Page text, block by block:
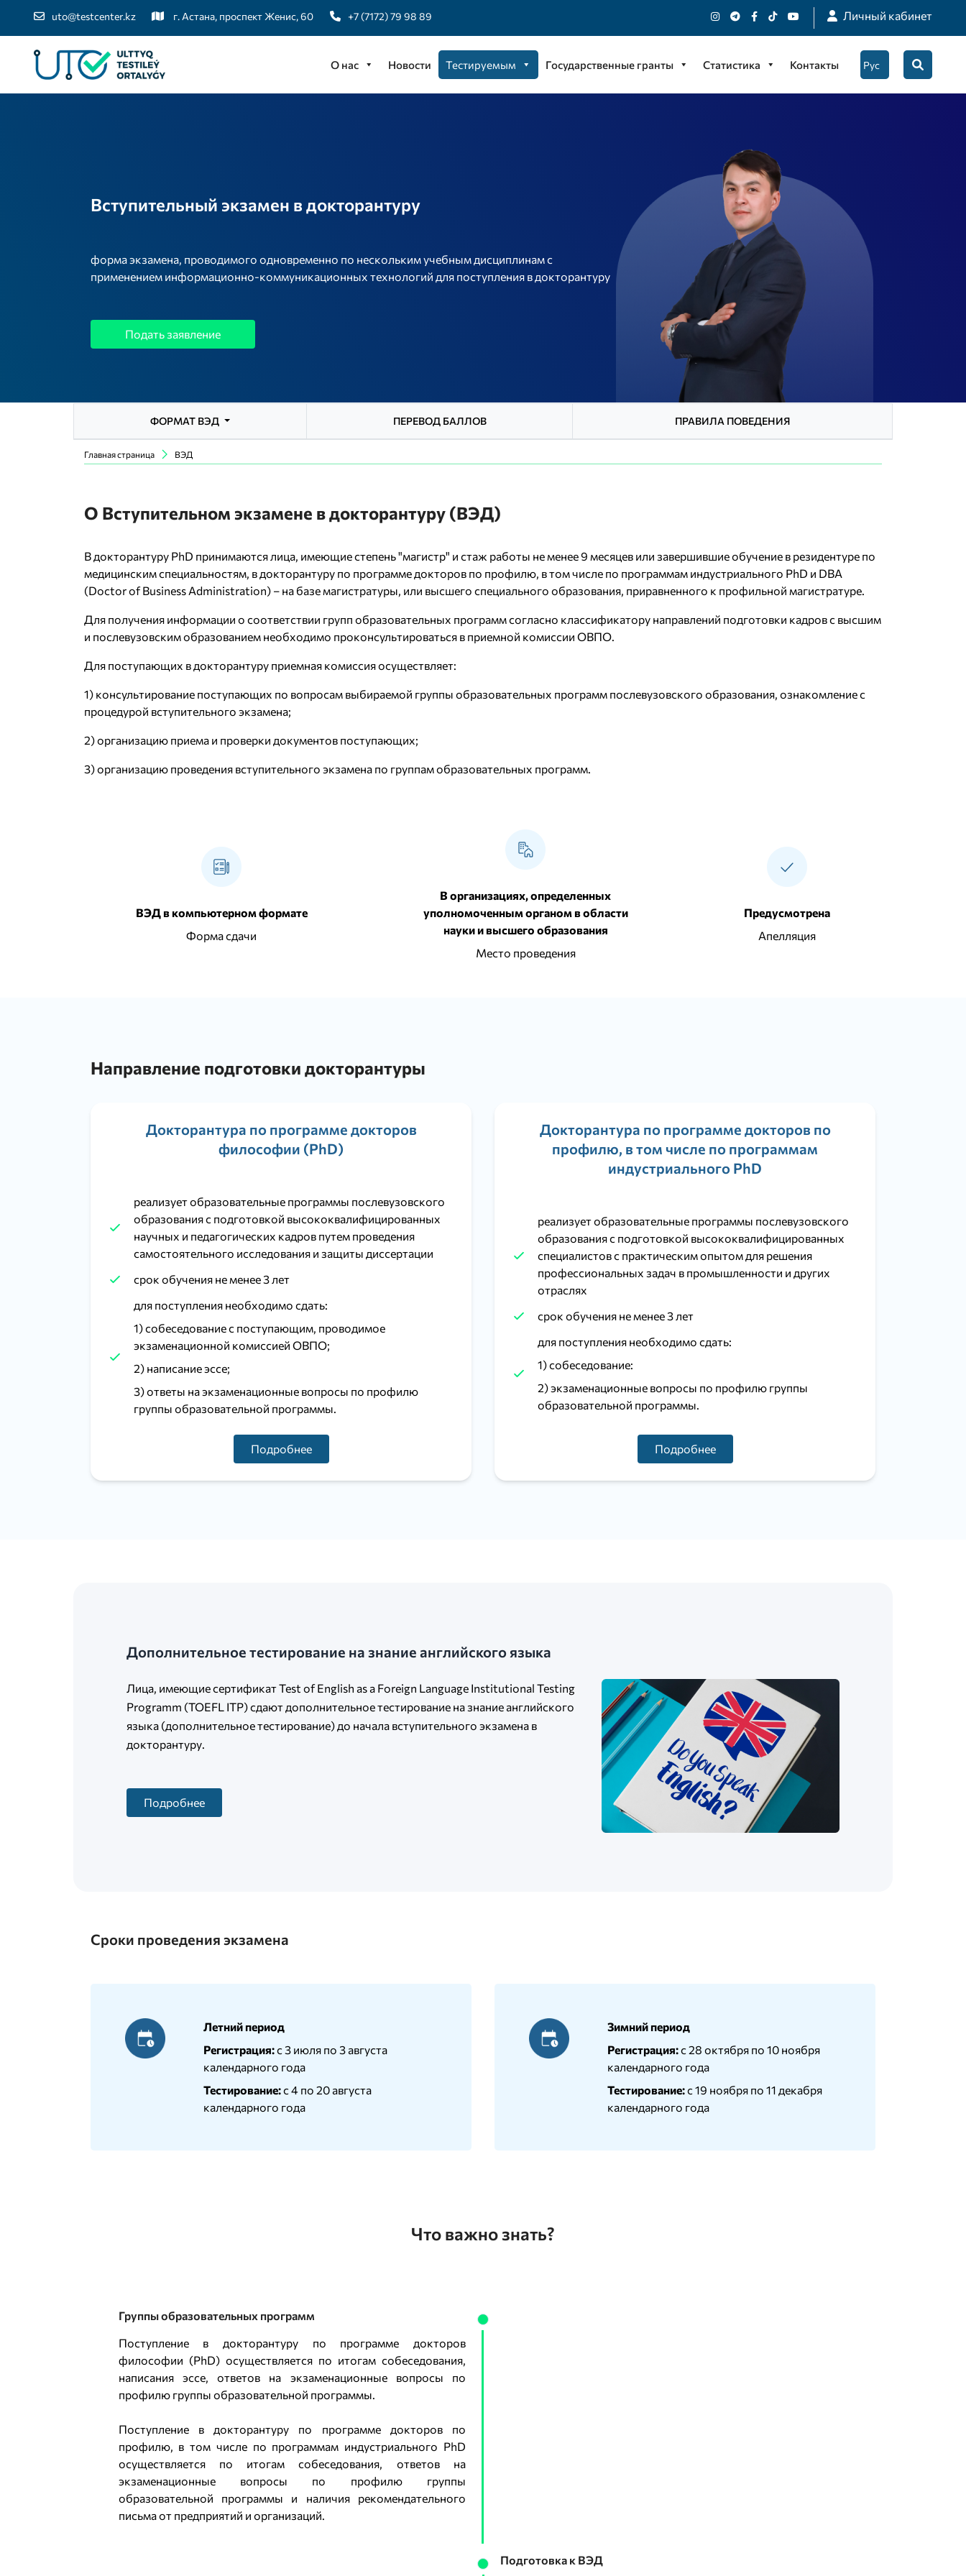
uto@testcenter.kz г. Астана, проспект Женис, 60 +7 (7172) 79 98 89 Личный кабинет
О нас Новости Тестируемым Государственные гранты Статистика Контакты
Вступительный экзамен в докторантуру
форма экзамена, проводимого одновременно по нескольким учебным дисциплинам с
применением информационно-коммуникационных технологий для поступления в докторантуру
Подать заявление
ФОРМАТ ВЭД ПЕРЕВОД БАЛЛОВ ПРАВИЛА ПОВЕДЕНИЯ
Главная страница ВЭД
О Вступительном экзамене в докторантуру (ВЭД)
В докторантуру PhD принимаются лица, имеющие степень "магистр" и стаж работы не менее 9 месяцев или завершившие обучение в резидентуре по
медицинским специальностям, в докторантуру по программе докторов по профилю, в том числе по программам индустриального PhD и DBA
(Doctor of Business Administration) – на базе магистратуры, или высшего специального образования, приравненного к профильной магистратуре.
Для получения информации о соответствии групп образовательных программ согласно классификатору направлений подготовки кадров с высшим
и послевузовским образованием необходимо проконсультироваться в приемной комиссии ОВПО.
Для поступающих в докторантуру приемная комиссия осуществляет:
1) консультирование поступающих по вопросам выбираемой группы образовательных программ послевузовского образования, ознакомление с
процедурой вступительного экзамена;
2) организацию приема и проверки документов поступающих;
3) организацию проведения вступительного экзамена по группам образовательных программ.
ВЭД в компьютерном формате
Форма сдачи
В организациях, определенных
уполномоченным органом в области
науки и высшего образования
Место проведения
Предусмотрена
Апелляция
Направление подготовки докторантуры
Докторантура по программе докторов
философии (PhD)
реализует образовательные программы послевузовского
образования с подготовкой высококвалифицированных
научных и педагогических кадров путем проведения
самостоятельного исследования и защиты диссертации
срок обучения не менее 3 лет
для поступления необходимо сдать:
1) собеседование с поступающим, проводимое
экзаменационной комиссией ОВПО;
2) написание эссе;
3) ответы на экзаменационные вопросы по профилю
группы образовательной программы.
Подробнее
Докторантура по программе докторов по
профилю, в том числе по программам
индустриального PhD
реализует образовательные программы послевузовского
образования с подготовкой высококвалифицированных
специалистов с практическим опытом для решения
профессиональных задач в промышленности и других
отраслях
срок обучения не менее 3 лет
для поступления необходимо сдать:
1) собеседование:
2) экзаменационные вопросы по профилю группы
образовательной программы.
Подробнее
Дополнительное тестирование на знание английского языка
Лица, имеющие сертификат Test of English as a Foreign Language Institutional Testing
Programm (TOEFL ITP) сдают дополнительное тестирование на знание английского
языка (дополнительное тестирование) до начала вступительного экзамена в
докторантуру.
Подробнее
Сроки проведения экзамена
Летний период
Регистрация:с 3 июля по 3 августа
календарного года
Тестирование:с 4 по 20 августа
календарного года
Зимний период
Регистрация:с 28 октября по 10 ноября
календарного года
Тестирование:с 19 ноября по 11 декабря
календарного года
Что важно знать?
Группы образовательных программ
Поступление в докторантуру по программе докторов
философии (PhD) осуществляется по итогам собеседования,
написания эссе, ответов на экзаменационные вопросы по
профилю группы образовательной программы.
Поступление в докторантуру по программе докторов по
профилю, в том числе по программам индустриального PhD
осуществляется по итогам собеседования, ответов на
экзаменационные вопросы по профилю группы
образовательной программы и наличия рекомендательного
письма от предприятий и организаций.
Подготовка к ВЭД